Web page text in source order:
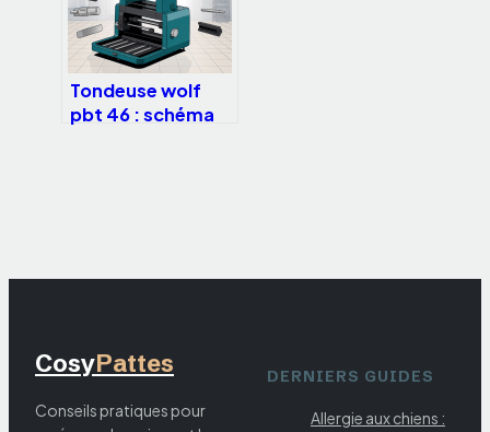
Tondeuse wolf
pbt 46 : schéma
CosyPattes
Conseils pratiques pour
DERNIERS GUIDES
Allergie aux chiens :